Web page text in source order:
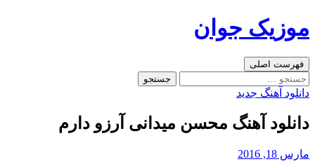
به
موزیک جوان
جست‌وجو
فهرست اصلی
جستجو
برای:
دانلود آهنگ جدید
دانلود آهنگ محسن میدانی آرزو دارم
مارس 18, 2016